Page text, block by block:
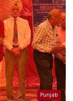
Punjab